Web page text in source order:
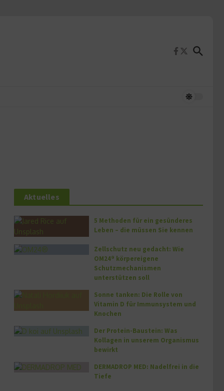
Aktuelles
5 Methoden für ein gesünderes
Leben – die müssen Sie kennen
Zellschutz neu gedacht: Wie
OM24® körpereigene
Schutzmechanismen
unterstützen soll
Sonne tanken: Die Rolle von
Vitamin D für Immunsystem und
Knochen
Der Protein-Baustein: Was
Kollagen in unserem Organismus
bewirkt
DERMADROP MED: Nadelfrei in die
Tiefe